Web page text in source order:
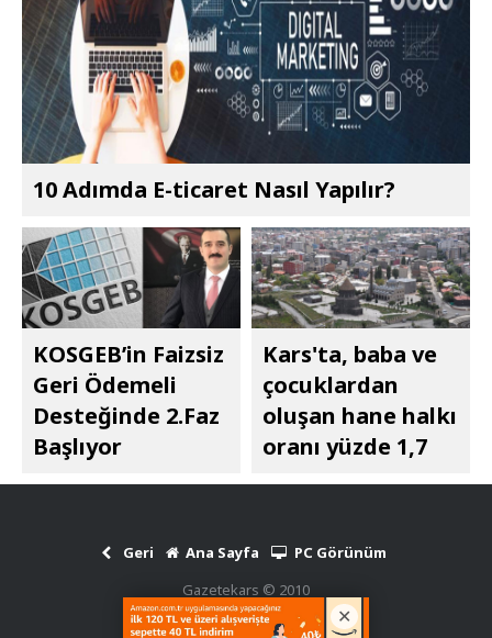
10 Adımda E-ticaret Nasıl Yapılır?
KOSGEB’in Faizsiz
Geri Ödemeli
Desteğinde 2.Faz
Başlıyor
Kars'ta, baba ve
çocuklardan
oluşan hane halkı
oranı yüzde 1,7
Geri Ana Sayfa
PC Görünüm
Gazetekars © 2010
Haber Scripti